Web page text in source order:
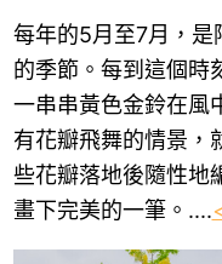
每年的5月至7月，是
的季節。每到這個時
一串串黃色金鈴在風
有花瓣飛舞的情景，
些花瓣落地後隨性地
畫下完美的一筆。....